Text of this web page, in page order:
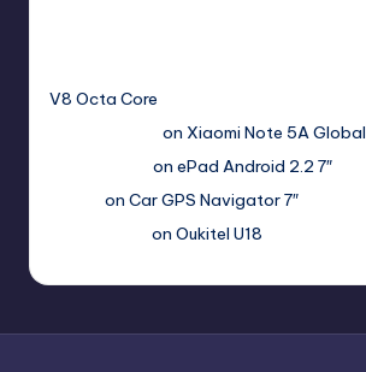
V8 Octa Core
on Xiaomi Note 5A Global
on ePad Android 2.2 7″
on Car GPS Navigator 7″
on Oukitel U18